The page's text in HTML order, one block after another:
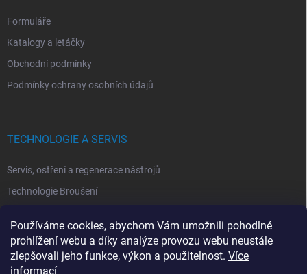
Používáme cookies, abychom Vám umožnili pohodlné
prohlížení webu a díky analýze provozu webu neustále
zlepšovali jeho funkce, výkon a použitelnost. Více
informací
Formuláře
Katalogy a letáčky
Obchodní podmínky
Podmínky ochrany osobních údajů
TECHNOLOGIE A SERVIS
Servis, ostření a regenerace nástrojů
Technologie Broušení
Technologie Laserová Ablace